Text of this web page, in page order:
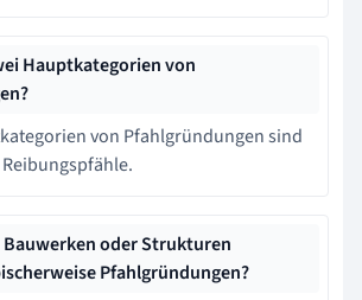
Hauptkategorien von
von Pfahlgründungen sind
Bauwerken oder Strukturen
Pfahlgründungen?